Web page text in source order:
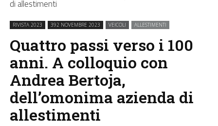
di allestimenti
RIVISTA 2023 392 NOVEMBRE 2023 VEICOLI ALLESTIMENTI
Quattro passi verso i 100
anni. A colloquio con
Andrea Bertoja,
dell’omonima azienda di
allestimenti